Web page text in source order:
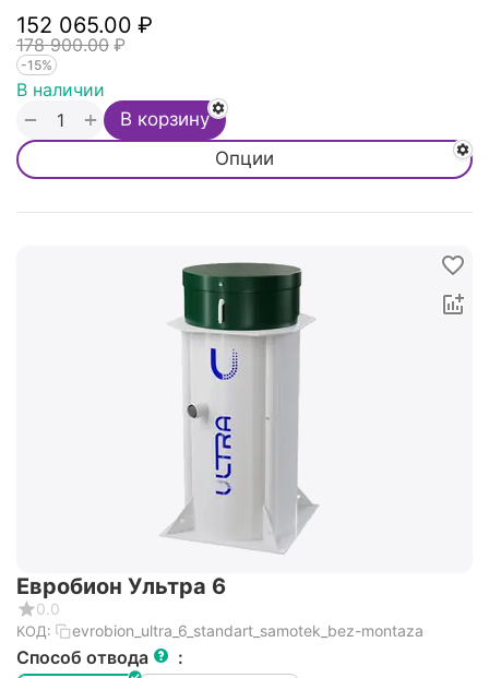
152 065.00 ₽
178 900.00 ₽
-15%
Опции
В наличии
+
− В корзину
Евробион Ультра 6
0.0
КОД: evrobion_ultra_6_standart_samotek_bez-montaza
Способ отвода
: